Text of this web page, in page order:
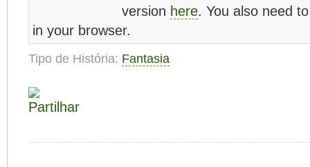
version here. You also need
in your browser.
Tipo de História: Fantasia